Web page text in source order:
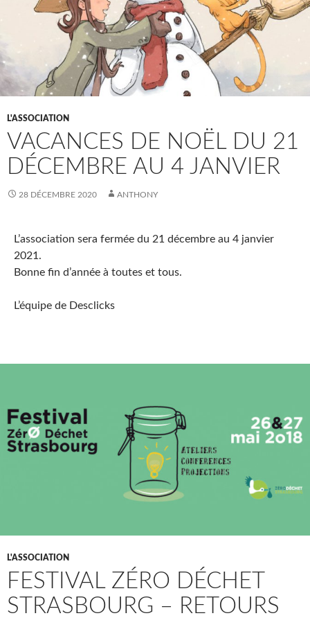
L'ASSOCIATION
VACANCES DE NOËL DU 21
DÉCEMBRE AU 4 JANVIER
28 DÉCEMBRE 2020 ANTHONY
L’association sera fermée du 21 décembre au 4 janvier
2021.
Bonne fin d’année à toutes et tous.
L’équipe de Desclicks
L'ASSOCIATION
FESTIVAL ZÉRO DÉCHET
STRASBOURG – RETOURS